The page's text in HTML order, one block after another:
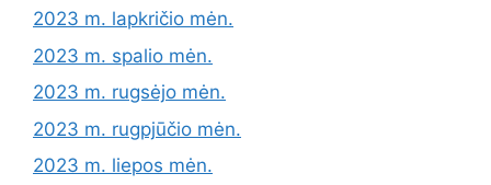
2023 m. lapkričio mėn.
2023 m. spalio mėn.
2023 m. rugsėjo mėn.
2023 m. rugpjūčio mėn.
2023 m. liepos mėn.